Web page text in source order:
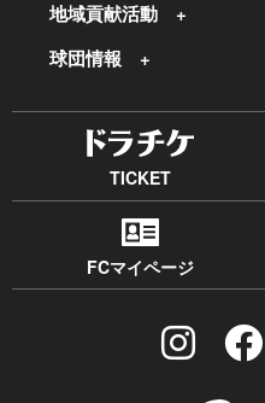
地域貢献活動
球団情報
TICKET
FCマイページ